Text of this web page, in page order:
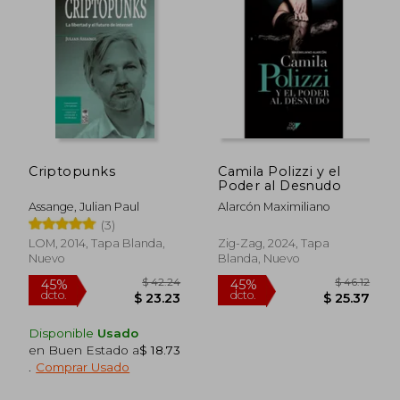
dcto.
40%
dcto.
Criptopunks
Assange, Julian Paul
(3)
LOM, 2014, Tapa Blanda,
Nuevo
Disponible Usado
en Buen Estado a$ 18.73
Comprar Usado
Camila Polizzi y el
Poder al Desnudo
Alarcón Maximiliano
Zig-Zag, 2024, Tapa
Blanda, Nuevo